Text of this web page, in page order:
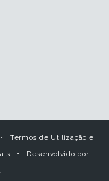
Termos de Utilização e
• Desenvolvido por